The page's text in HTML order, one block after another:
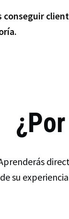
conseguir
de su